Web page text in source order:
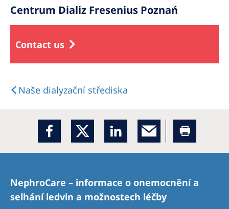
Centrum Dializ Fresenius Poznań
Contact us
Naše dialyzační střediska
NephroCare – informace o onemocnění a
selhání ledvin a možnostech léčby